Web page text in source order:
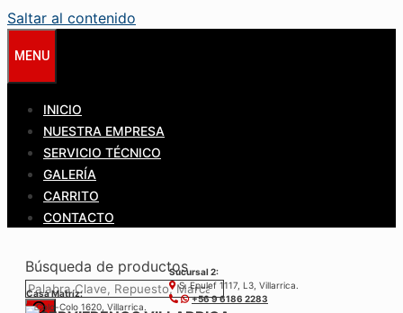
Saltar al contenido
MENU
INICIO
NUESTRA EMPRESA
SERVICIO TÉCNICO
GALERÍA
CARRITO
CONTACTO
Búsqueda de productos
Casa Matríz:
Colo-Colo 1620, Villarrica.
Sucursal 2:
S. Epulef 1117, L3, Villarrica.
+56 9 6186 2283